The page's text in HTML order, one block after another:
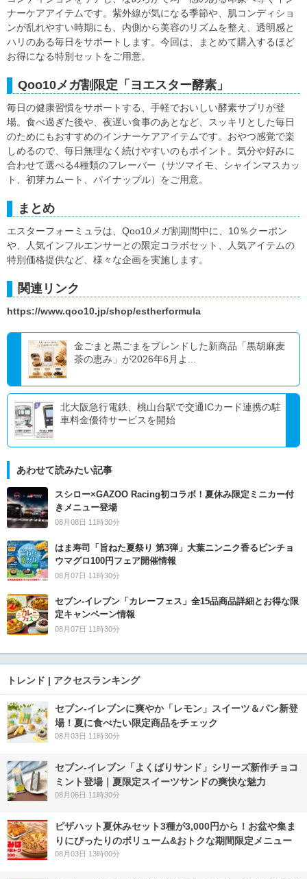
ナーケアアイテムです。紫外線が気になる季節や、肌コンディショ
ンが乱れやすい時期にも、内側から美容のリズムを整え、透明感と
ハリのある毎日をサポートします。今回は、まとめて購入するほど
お得になる特別セットをご用意。
Qoo10メガ割限定「ヨエスター酵素」
毎日の健康習慣をサポートする、手軽でおいしい酵素サプリが登
場。食べ過ぎた後や、夜遅い食事のあとなど、スッキリとした毎日
のためにもおすすめのインナーケアアイテムです。おやつ感覚で楽
しめるので、毎日無理なく続けやすいのもポイント。気分や好みに
合わせて選べる4種類のフレーバー（サツマイモ、シャインマスカッ
ト、初芽カムート、パイナップル）をご用意。
まとめ
エスターフォーミュラは、Qoo10メガ割期間中に、10％クーポン
や、人気インフルエンサーとの限定コラボセット、人気アイテムの
特別価格提供など、様々な企画を実施します。
関連リンク
https://www.qoo10.jp/shop/estherformula
金ごまと黒ごまをブレンドした新商品「黒胡麻麦
茶の恵み」が2026年6月よ...
北大阪急行電鉄、桃山台駅で交通ICカード連携の駐
車料金優待サービスを開始
あわせて読みたい記事
スシロー×GAZOO Racing初コラボ！夏休み限定ミニカー付
きメニュー登場
08月08日 11時30分
はま寿司「旨ねた夏祭り 第3弾」大葉ニンニク香るビンチョ
ウマグロ100円フェア開催情報
08月07日 11時30分
セブン‐イレブン「カレーフェス」全15品商品詳細とお得な限
定キャンペーン情報
08月07日 11時30分
トレンド | アクセスランキング
セブン‐イレブンに爽やか「レモン」スイーツ＆パン新登
場！夏に食べたい限定商品をチェック
08月03日 11時30分
セブン‐イレブン「よくばりサンド」シリーズ新作チョコ
ミント登場｜夏限定スイーツサンドの爽快な魅力
08月06日 11時30分
ピザハット夏休みセット3種が3,000円から！お盆や集ま
りにぴったりのボリューム&おトクな期間限定メニュー
08月03日 13時00分